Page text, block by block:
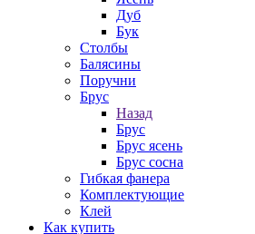
Дуб
Бук
Столбы
Балясины
Поручни
Брус
Назад
Брус
Брус ясень
Брус сосна
Гибкая фанера
Комплектующие
Клей
Как купить